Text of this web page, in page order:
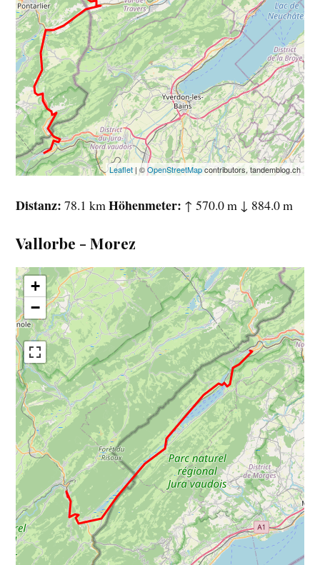
Leaflet| ©OpenStreetMapcontributors, tandemblog.ch
Distanz 78.1 kmHöhenmeter ↑ 570.0 m ↓ 884.0 m
Vallorbe - Morez
+
−